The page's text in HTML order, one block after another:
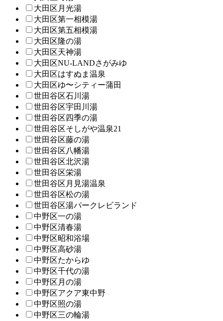
大田区月光湯
大田区第一相模湯
大田区第五相模湯
大田区隆の湯
大田区天神湯
大田区NU-LANDさがみゆ
大田区はすぬま温泉
大田区ゆ〜シティー蒲田
世田谷区石川湯
世田谷区宇田川湯
世田谷区四季の湯
世田谷区そしがや温泉21
世田谷区藤の湯
世田谷区八幡湯
世田谷区北沢湯
世田谷区栄湯
世田谷区月見湯温泉
世田谷区松の湯
世田谷区湯パークレビランド
中野区一の湯
中野区清春湯
中野区昭和浴場
中野区高砂湯
中野区たからゆ
中野区千代の湯
中野区月の湯
中野区アクア東中野
中野区照の湯
中野区三の輪湯